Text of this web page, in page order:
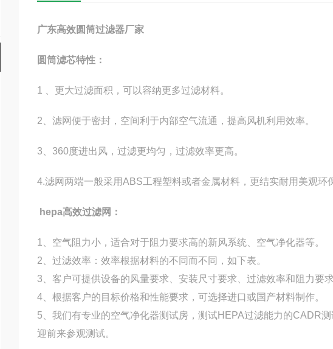
广东高效圆筒过滤器厂家
圆筒滤芯特性：
1 、更大过滤面积，可以容纳更多过滤材料。
2、滤网便于密封，空间利于内部空气流通，提高风机利用效率。
3、360度进出风，过滤更均匀，过滤效率更高。
4.滤网两端一般采用ABS工程塑料或者金属材料，更结实耐用美观环
hepa高效过滤网：
1、空气阻力小，适合对于阻力要求高的新风系统、空气净化器等。
2、过滤效率：效率根据材料的不同而不同，如下表。
3、客户可提供设备的风量要求、安装尺寸要求、过滤效率和阻力要
4、根据客户的目标价格和性能要求，可选择进口或国产材料制作。
5、我们有专业的空气净化器测试房，测试HEPA过滤能力的CADR
迎前来参观测试。